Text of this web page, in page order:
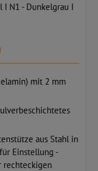
I N1 - Dunkelgrau I
mit 2 mm
aus Stahl in
Einstellung -
rechteckigen